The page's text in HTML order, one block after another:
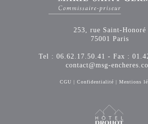
253, rue Saint-Honoré
75001 Paris
Tel : 06.62.17.50.41 - Fax :
contact@msg-
CGU | Confidentialité | Mentions